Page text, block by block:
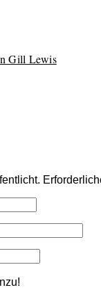
Gill Lewis